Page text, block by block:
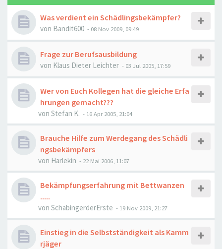
Was verdient ein Schädlingsbekämpfer?
von Bandit600 - 08 Nov 2009, 09:49
Frage zur Berufsausbildung
von Klaus Dieter Leichter - 03 Jul 2005, 17:59
Wer von Euch Kollegen hat die gleiche Erfa
hrungen gemacht???
von Stefan K. - 16 Apr 2005, 21:04
Brauche Hilfe zum Werdegang des Schädli
ngsbekämpfers
von Harlekin - 22 Mai 2006, 11:07
Bekämpfungserfahrung mit Bettwanzen
.....
von SchabingerderErste - 19 Nov 2009, 21:27
Einstieg in die Selbstständigkeit als Kamm
rjäger